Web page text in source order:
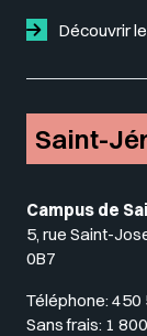
Découvrir
Saint-
Campus de
5, rue Saint-
0B7
Téléphone: 450
Sans frais: 1